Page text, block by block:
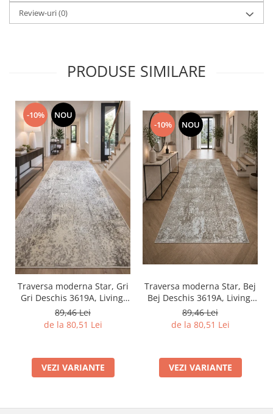
Review-uri(0)
PRODUSE SIMILARE
-10% NOU
Traversa moderna Star, Gri
Gri Deschis 3619A, Living,
Dormitor, Hol, 80 x 250 cm
89,46 Lei
de la 80,51 Lei
VEZI VARIANTE
-10% NOU
Traversa moderna Star, Bej
Bej Deschis 3619A, Living,
Dormitor, Hol, 80 x 250 cm
89,46 Lei
de la 80,51 Lei
VEZI VARIANTE